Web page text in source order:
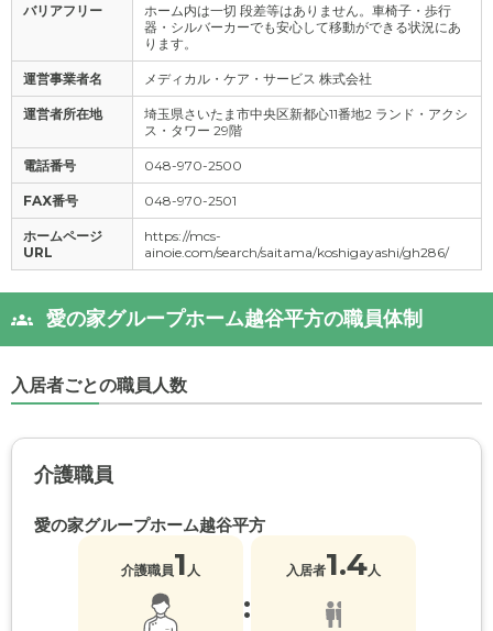
バリアフリー
ホーム内は一切 段差等はありません。車椅子・歩行
器・シルバーカーでも安心して移動ができる状況にあ
ります。
運営事業者名 メディカル・ケア・サービス 株式会社
運営者所在地
埼玉県さいたま市中央区新都心11番地2 ランド・アクシ
ス・タワー 29階
電話番号 048-970-2500
FAX番号 048-970-2501
ホームページ
URL
https://mcs-
ainoie.com/search/saitama/koshigayashi/gh286/
愛の家グループホーム越谷平方の職員体制
入居者ごとの職員人数
介護職員
愛の家グループホーム越谷平方
介護職員1 人
:
入居者1.4人